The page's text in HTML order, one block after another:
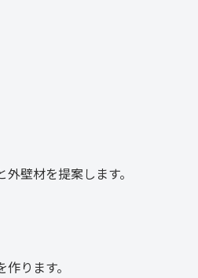
壁材を提案します。
ります。